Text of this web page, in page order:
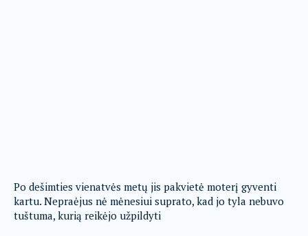
Po dešimties vienatvės metų jis pakvietė moterį gyventi
kartu. Nepraėjus nė mėnesiui suprato, kad jo tyla nebuvo
tuštuma, kurią reikėjo užpildyti